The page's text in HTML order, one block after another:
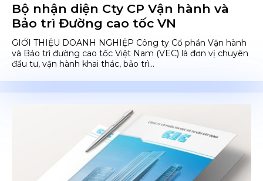
Bộ nhận diện Cty CP Vận hành và
Bảo trì Đường cao tốc VN
GIỚI THIỆU DOANH NGHIỆP Công ty Cổ phần Vận hành
và Bảo trì đường cao tốc Việt Nam (VEC) là đơn vị chuyên
đầu tư, vận hành khai thác, bảo trì...